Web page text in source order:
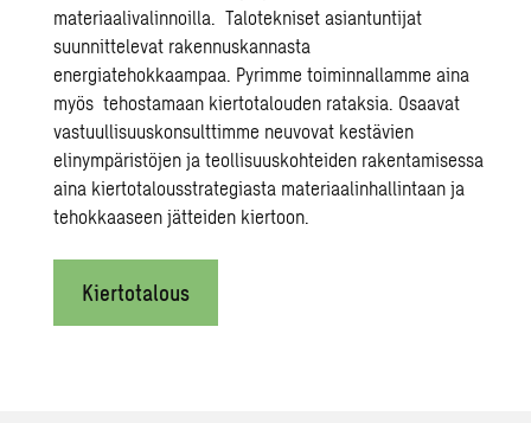
materiaalivalinnoilla. Talotekniset asiantuntijat
suunnittelevat rakennuskannasta
energiatehokkaampaa. Pyrimme toiminnallamme aina
myös tehostamaan kiertotalouden rataksia. Osaavat
vastuullisuuskonsulttimme neuvovat kestävien
elinympäristöjen ja teollisuuskohteiden rakentamisessa
aina kiertotalousstrategiasta materiaalinhallintaan ja
tehokkaaseen jätteiden kiertoon.
Kiertotalous